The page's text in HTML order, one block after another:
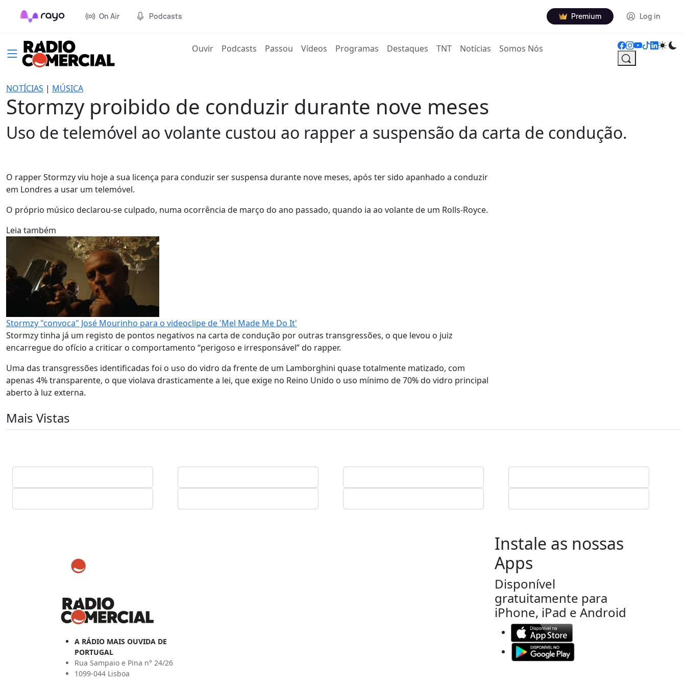
On Air Podcasts Premium Log in
Ouvir(current)
Podcasts Passou Vídeos Programas Destaques TNT Notícias Somos Nós
NOTÍCIAS | MÚSICA
Stormzy proibido de conduzir durante nove meses
Uso de telemóvel ao volante custou ao rapper a suspensão da carta de condução.
O rapper Stormzy viu hoje a sua licença para conduzir ser suspensa durante nove meses, após ter sido apanhado a conduzir
em Londres a usar um telemóvel.
O próprio músico declarou-se culpado, numa ocorrência de março do ano passado, quando ia ao volante de um Rolls-Royce.
Leia também
Stormzy "convoca" José Mourinho para o videoclipe de 'Mel Made Me Do It'
Stormzy tinha já um registo de pontos negativos na carta de condução por outras transgressões, o que levou o juiz
encarregue do ofício a criticar o comportamento “perigoso e irresponsável” do rapper.
Uma das transgressões identificadas foi o uso do vidro da frente de um Lamborghini quase totalmente matizado, com
apenas 4% transparente, o que violava drasticamente a lei, que exige no Reino Unido o uso mínimo de 70% do vidro principal
aberto à luz externa.
Mais Vistas
A RÁDIO MAIS OUVIDA DE
PORTUGAL
Rua Sampaio e Pina n° 24/26
1099-044 Lisboa
Instale as nossas
Apps
Disponível
gratuitamente para
iPhone, iPad e Android